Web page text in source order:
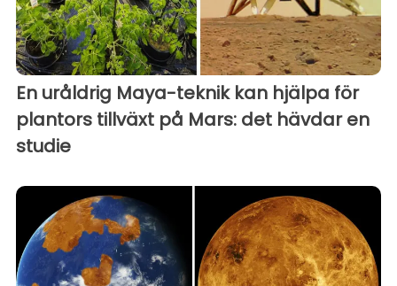
En uråldrig Maya-teknik kan hjälpa för
plantors tillväxt på Mars: det hävdar en
studie